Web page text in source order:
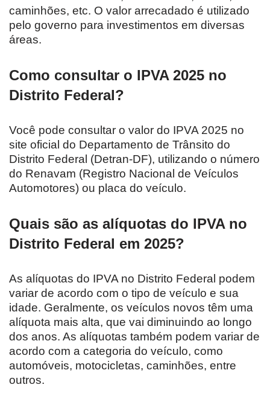
caminhões, etc. O valor arrecadado é utilizado
pelo governo para investimentos em diversas
áreas.
Como consultar o IPVA 2025 no
Distrito Federal?
Você pode consultar o valor do IPVA 2025 no
site oficial do Departamento de Trânsito do
Distrito Federal (Detran-DF), utilizando o número
do Renavam (Registro Nacional de Veículos
Automotores) ou placa do veículo.
Quais são as alíquotas do IPVA no
Distrito Federal em 2025?
As alíquotas do IPVA no Distrito Federal podem
variar de acordo com o tipo de veículo e sua
idade. Geralmente, os veículos novos têm uma
alíquota mais alta, que vai diminuindo ao longo
dos anos. As alíquotas também podem variar de
acordo com a categoria do veículo, como
automóveis, motocicletas, caminhões, entre
outros.